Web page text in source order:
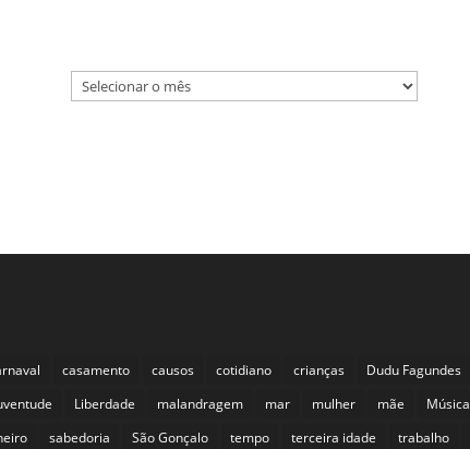
Arquivos
casamento causos cotidiano crianças Dudu Fagundes
Liberdade malandragem mar mulher mãe Música
sabedoria São Gonçalo tempo terceira idade trabalho